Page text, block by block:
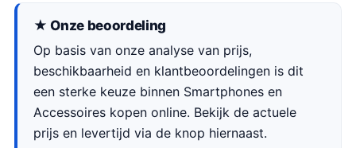
★ Onze beoordeling
Op basis van onze analyse van prijs,
beschikbaarheid en klantbeoordelingen is dit
een sterke keuze binnen Smartphones en
Accessoires kopen online. Bekijk de actuele
prijs en levertijd via de knop hiernaast.